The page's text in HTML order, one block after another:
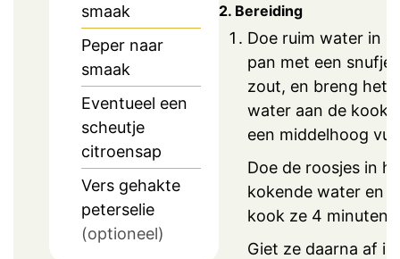
smaak
Peper naar
smaak
Eventueel een
scheutje
citroensap
Vers gehakte
peterselie
(optioneel)
2. Bereiding
Doe ruim water in
pan met een snufje
zout, en breng het
water aan de kook
een middelhoog
Doe de roosjes in
kokende water en
kook ze 4 minuten.
Giet ze daarna af in